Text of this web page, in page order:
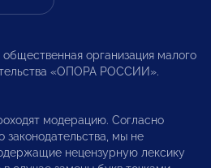
организация малого
«ОПОРА РОССИИ».
модерацию. Согласно
законодательства, мы не
нецензурную лексику